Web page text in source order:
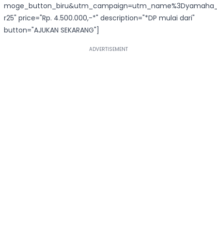
r25" price="Rp. 4.500.000,-*" description="*DP mulai dari"
button="AJUKAN SEKARANG"]